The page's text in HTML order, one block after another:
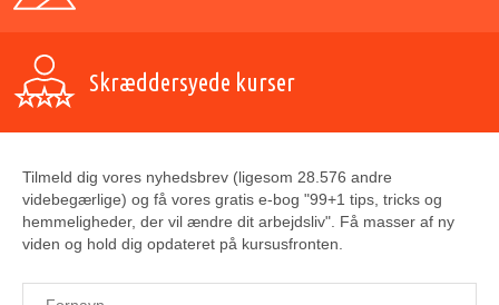
Skræddersyede kurser
Tilmeld dig vores nyhedsbrev (ligesom 28.576 andre
videbegærlige) og få vores gratis e-bog "99+1 tips, tricks og
hemmeligheder, der vil ændre dit arbejdsliv". Få masser af ny
viden og hold dig opdateret på kursusfronten.